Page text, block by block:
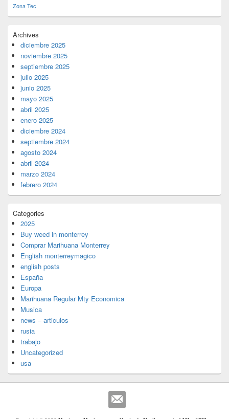
Zona Tec
Archives
diciembre 2025
noviembre 2025
septiembre 2025
julio 2025
junio 2025
mayo 2025
abril 2025
enero 2025
diciembre 2024
septiembre 2024
agosto 2024
abril 2024
marzo 2024
febrero 2024
Categories
2025
Buy weed in monterrey
Comprar Marihuana Monterrey
English monterreymagico
english posts
España
Europa
Marihuana Regular Mty Economica
Musica
news – articulos
rusia
trabajo
Uncategorized
usa